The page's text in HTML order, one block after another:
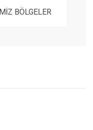
BÖLGELER